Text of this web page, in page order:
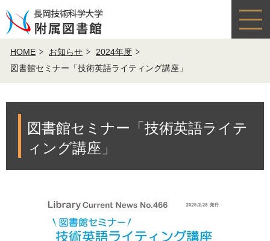
HOME お知らせ
2024年度
図書館セミナー「技術英語ライティング講座」
図書館セミナー「技術英語ライテ
ィング講座」